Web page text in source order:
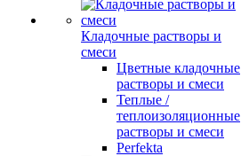
Кладочные растворы и
смеси
Цветные кладочные
растворы и смеси
Теплые /
теплоизоляционные
растворы и смеси
Perfekta